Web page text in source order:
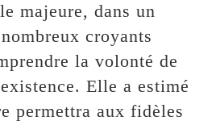
majeure, dans un
croyants
la volonté de
Elle a estimé
permettra aux fidèles